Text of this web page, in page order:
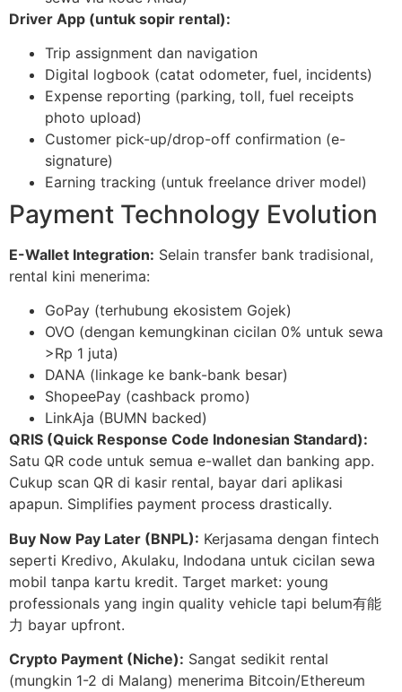
Driver App (untuk sopir rental):
Trip assignment dan navigation
Digital logbook (catat odometer, fuel, incidents)
Expense reporting (parking, toll, fuel receipts
photo upload)
Customer pick-up/drop-off confirmation (e-
signature)
Earning tracking (untuk freelance driver model)
Payment Technology Evolution
E-Wallet Integration: Selain transfer bank tradisional,
rental kini menerima:
GoPay (terhubung ekosistem Gojek)
OVO (dengan kemungkinan cicilan 0% untuk sewa
>Rp 1 juta)
DANA (linkage ke bank-bank besar)
ShopeePay (cashback promo)
LinkAja (BUMN backed)
QRIS (Quick Response Code Indonesian Standard):
Satu QR code untuk semua e-wallet dan banking app.
Cukup scan QR di kasir rental, bayar dari aplikasi
apapun. Simplifies payment process drastically.
Buy Now Pay Later (BNPL): Kerjasama dengan fintech
seperti Kredivo, Akulaku, Indodana untuk cicilan sewa
mobil tanpa kartu kredit. Target market: young
professionals yang ingin quality vehicle tapi belum有能
力 bayar upfront.
Crypto Payment (Niche): Sangat sedikit rental
(mungkin 1-2 di Malang) menerima Bitcoin/Ethereum